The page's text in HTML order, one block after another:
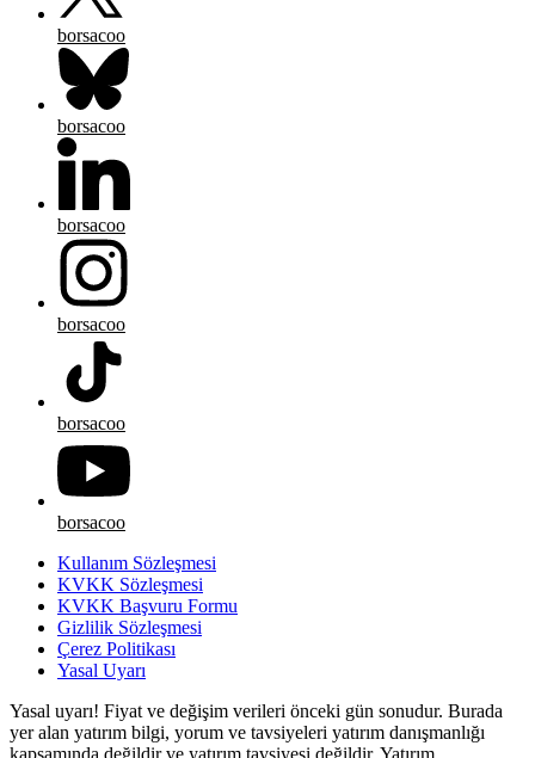
borsacoo
borsacoo
borsacoo
borsacoo
borsacoo
borsacoo
Kullanım Sözleşmesi
KVKK Sözleşmesi
KVKK Başvuru Formu
Gizlilik Sözleşmesi
Çerez Politikası
Yasal Uyarı
Yasal uyarı! Fiyat ve değişim verileri önceki gün sonudur. Burada
yer alan yatırım bilgi, yorum ve tavsiyeleri yatırım danışmanlığı
kapsamında değildir ve yatırım tavsiyesi değildir. Yatırım